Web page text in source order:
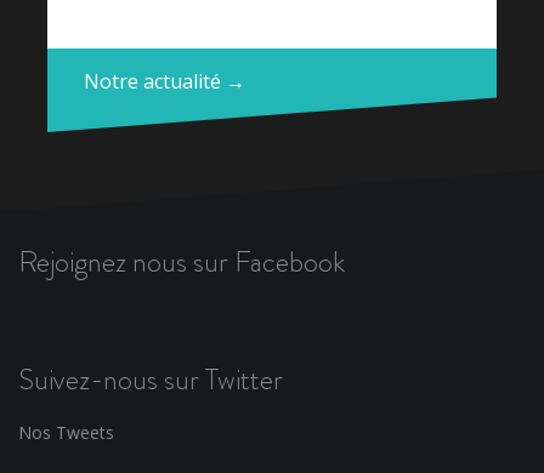
Notre actualité →
Rejoignez nous sur Facebook
Suivez-nous sur Twitter
Nos Tweets